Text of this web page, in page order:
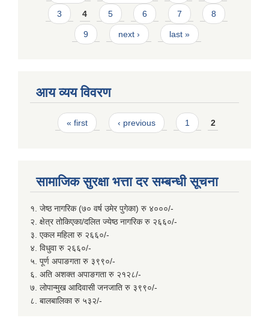
3 4 5 6 7 8
9 next › last »
आय व्यय विवरण
Pages
« first ‹ previous 1 2
सामाजिक सुरक्षा भत्ता दर सम्बन्धी सूचना
१. जेष्ठ नागरिक (७० वर्ष उमेर पुगेका) रु ४०००/-
२. क्षेत्र तोकिएका/दलित ज्येष्ठ नागरिक रु २६६०/-
३. एकल महिला रु २६६०/-
४. विधुवा रु २६६०/-
५. पूर्ण अपाङगता रु ३९९०/-
६. अति अशक्त अपाङगता रु २१२८/-
७. लोपान्मुख आदिवासी जनजाति रु ३९९०/-
८. बालबालिका रु ५३२/-